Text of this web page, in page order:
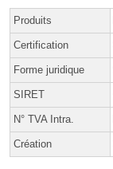
Produits
Certification
Forme juridique
SIRET
N° TVA Intra.
Création